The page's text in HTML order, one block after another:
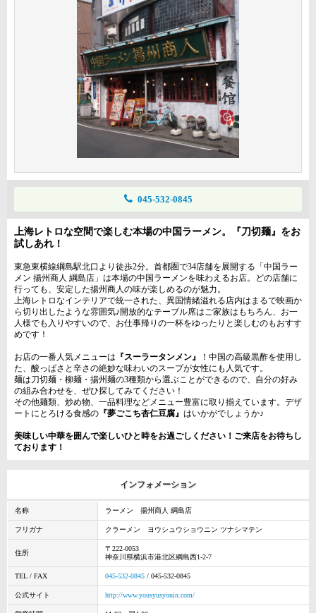
045-532-0845
上海レトロな空間で楽しむ本場の中国ラーメン。『刀切麺』をお
試しあれ！
東急東横線綱島駅北口より徒歩2分。首都圏で34店舗を展開する「中国ラー
メン 揚州商人 綱島店」は本場の中国ラーメンを味わえるお店。どの店舗に
行っても、安定した揚州商人の味が楽しめるのが魅力。
上海レトロなインテリアで統一された、異国情緒溢れる店内はまるで映画か
ら切り出したような雰囲気♪開放的なテーブル席はご家族はもちろん、お一
人様でも入りやすいので、お仕事帰りの一杯をゆったりと楽しむのもおすす
めです！
お店の一番人気メニューは 『スーラータンメン』
！中国の高級黒酢を使用し
た、酸っぱさと辛さの絶妙な味わいのスープが女性にも人気です。
麺は刀切麺・柳麺・揚州麺の3種類から選ぶことができるので、自分の好み
の組み合わせを、ぜひ探してみてください！
その他麺類、炒め物、一品料理などメニュー豊富に取り揃えています。デザ
ートにとろける食感の 『夢ごこち杏仁豆腐』 はいかがでしょうか♪
美味しい中華を囲んで楽しいひと時をお過ごしください！ご来店をお待ちし
ております！
インフォメーション
名称 ラーメン 揚州商人 綱島店
フリガナ クラーメン ヨウシュウショウニン ツナシマテン
住所
〒222-0053
神奈川県横浜市港北区綱島西1-2-7
TEL / FAX 045-532-0845 / 045-532-0845
公式サイト http://www.yousyusyonin.com/